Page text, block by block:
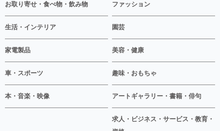
お取り寄せ・食べ物・飲み物 ファッション
生活・インテリア 園芸
家電製品 美容・健康
車・スポーツ 趣味・おもちゃ
本・音楽・映像 アートギャラリー・書籍・俳句
求人・ビジネス・サービス・教育・